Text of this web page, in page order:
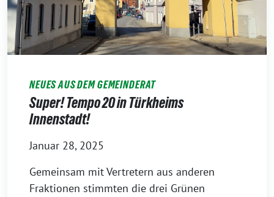
NEUES AUS DEM GEMEINDERAT
Super! Tempo 20 in Türkheims
Innenstadt!
Januar 28, 2025
Gemeinsam mit Vertretern aus anderen
Fraktionen stimmten die drei Grünen